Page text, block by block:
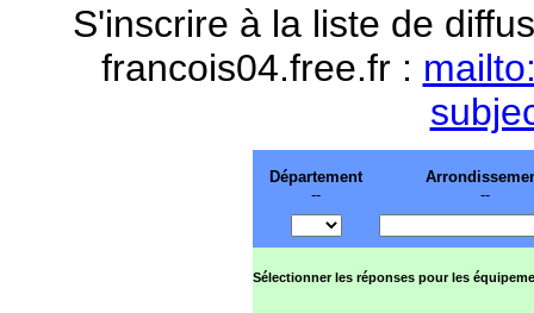
S'inscrire à la liste de
francois04.free.fr :
Département
--
--
Sélectionner les réponses pour les